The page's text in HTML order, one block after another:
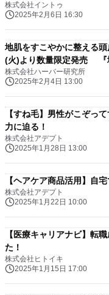
株式会社イントゥ
2025年2月6日 16:30
地肌をすこやかに整える
(火)より数量限定発売 『
株式会社ハーバー研究所
2025年2月4日 13:00
【すね毛】男性がこぞっ
力に迫る！
株式会社アデプト
2025年1月28日 13:00
【ヘアケア商品活用】自
株式会社アデプト
2025年1月22日 10:00
【医療キャリアナビ】転
た！
株式会社ヒトイキ
2025年1月15日 17:00